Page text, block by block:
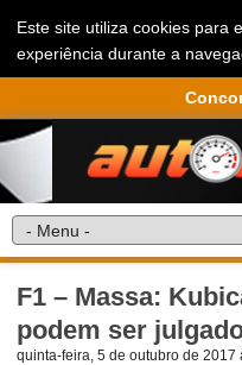
Este site utiliza cookies para
experiência durante a
F1 – Massa:
podem ser
quinta-feira, 5 de outubro de 2017